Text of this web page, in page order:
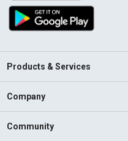
Products & Services
Company
Community